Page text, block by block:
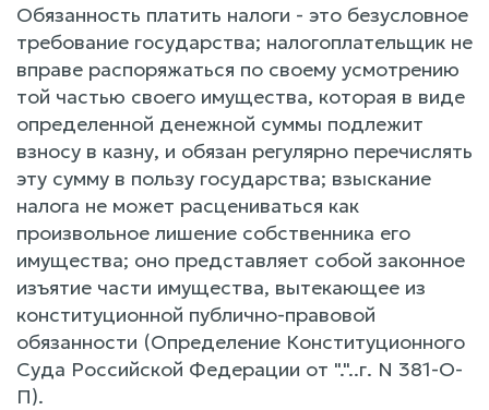
Обязанность платить налоги - это безусловное
требование государства; налогоплательщик не
вправе распоряжаться по своему усмотрению
той частью своего имущества, которая в виде
определенной денежной суммы подлежит
взносу в казну, и обязан регулярно перечислять
эту сумму в пользу государства; взыскание
налога не может расцениваться как
произвольное лишение собственника его
имущества; оно представляет собой законное
изъятие части имущества, вытекающее из
конституционной публично-правовой
обязанности (Определение Конституционного
Суда Российской Федерации от "."..г. N 381-О-
П).